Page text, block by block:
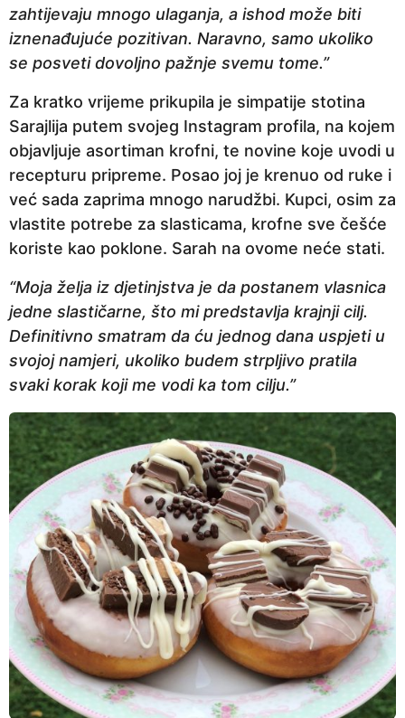
zahtijevaju mnogo ulaganja, a ishod može biti
iznenađujuće pozitivan. Naravno, samo ukoliko
se posveti dovoljno pažnje svemu tome.”
Za kratko vrijeme prikupila je simpatije stotina
Sarajlija putem svojeg Instagram profila, na kojem
objavljuje asortiman krofni, te novine koje uvodi u
recepturu pripreme. Posao joj je krenuo od ruke i
već sada zaprima mnogo narudžbi. Kupci, osim za
vlastite potrebe za slasticama, krofne sve češće
koriste kao poklone. Sarah na ovome neće stati.
“Moja želja iz djetinjstva je da postanem vlasnica
jedne slastičarne, što mi predstavlja krajnji cilj.
Definitivno smatram da ću jednog dana uspjeti u
svojoj namjeri, ukoliko budem strpljivo pratila
svaki korak koji me vodi ka tom cilju.”